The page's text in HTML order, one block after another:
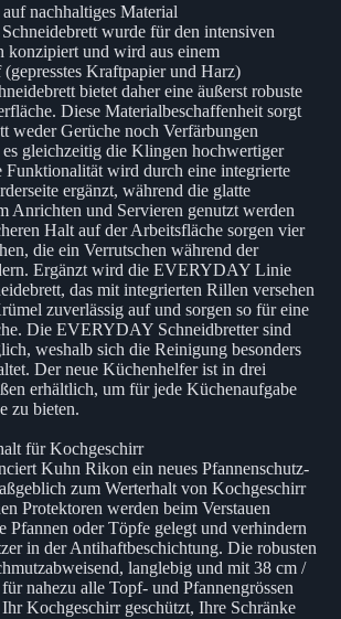
nachhaltiges Material
wurde für den intensiven
konzipiert und wird aus einem
Kraftpapier und Harz)
bietet daher eine äußerst robuste
Diese Materialbeschaffenheit sorgt
weder Gerüche noch Verfärbungen
gleichzeitig die Klingen hochwertiger
Funktionalität wird durch eine integrierte
ergänzt, während die glatte
Anrichten und Servieren genutzt werden
Halt auf der Arbeitsfläche sorgen vier
die ein Verrutschen während der
Ergänzt wird die EVERYDAY Linie
das mit integrierten Rillen versehen
zuverlässig auf und sorgen so für eine
Die EVERYDAY Schneidbretter sind
weshalb sich die Reinigung besonders
Der neue Küchenhelfer ist in drei
erhältlich, um für jede Küchenaufgabe
zu bieten.
für Kochgeschirr
Kuhn Rikon ein neues Pfannenschutz-
zum Werterhalt von Kochgeschirr
Protektoren werden beim Verstauen
Pfannen oder Töpfe gelegt und verhindern
in der Antihaftbeschichtung. Die robusten
langlebig und mit 38 cm /
nahezu alle Topf- und Pfannengrössen
Kochgeschirr geschützt, Ihre Schränke